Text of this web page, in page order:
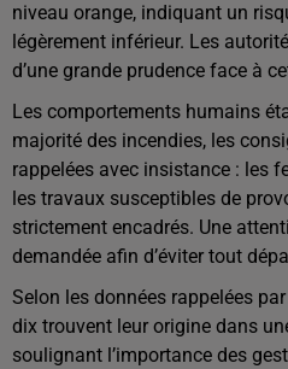
niveau orange, indiquant un
légèrement inférieur. Les
d’une grande prudence face à
Les comportements humains
majorité des incendies, les
rappelées avec insistance : les
les travaux susceptibles de
strictement encadrés. Une
demandée afin d’éviter tout
Selon les données rappelées
dix trouvent leur origine dans
soulignant l’importance des